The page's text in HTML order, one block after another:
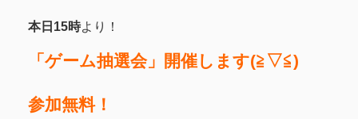
本日15時より！
「ゲーム抽選会」開催します(≧▽≦)
参加無料！